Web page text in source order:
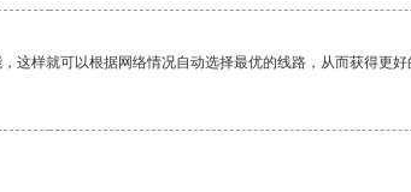
样就可以根据网络情况自动选择最优的线路，从而获得更好